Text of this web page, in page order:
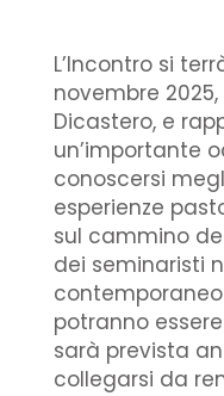
L’Incontro si
novembre
Dicastero, e
un’importante
conoscersi
esperienze
sul cammino
dei seminaristi
potranno
sarà prevista
collegarsi da